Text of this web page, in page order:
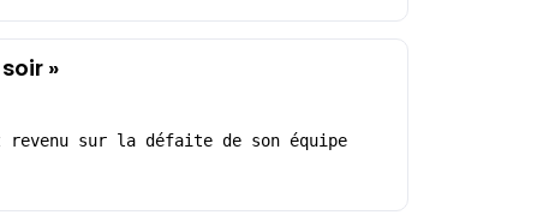
»
sur la défaite de son équipe